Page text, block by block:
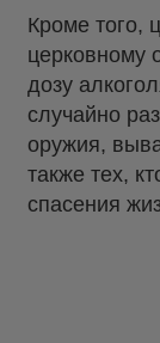
Кроме того,
церковному
дозу
случайно
оружия,
также тех,
спасения